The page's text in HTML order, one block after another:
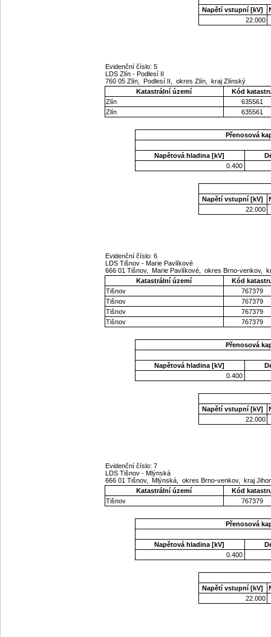
Napětí vstupní [kV]
22.000
Evidenční číslo: 5
LDS Zlín - Podlesí II
760 05 Zlín, Podlesí II, okres Zlín, kraj Zlínský
Katastrální území
Kód
Zlín
635561
Zlín
635561
Přenosová
Napětová hladina [kV]
0.400
Napětí vstupní [kV]
22.000
Evidenční číslo: 6
LDS Tišnov - Marie Pavlíkové
666 01 Tišnov, Marie Pavlíkové, okres Brno-venkov,
Katastrální území
Kód
Tišnov
767379
Tišnov
767379
Tišnov
767379
Tišnov
767379
Přenosová
Napětová hladina [kV]
0.400
Napětí vstupní [kV]
22.000
Evidenční číslo: 7
LDS Tišnov - Mlýnská
666 01 Tišnov, Mlýnská, okres Brno-venkov, kraj
Katastrální území
Kód
Tišnov
767379
Přenosová
Napětová hladina [kV]
0.400
Napětí vstupní [kV]
22.000